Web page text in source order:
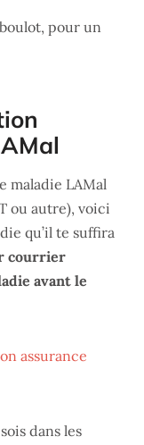
pour un
maladie LAMal
ou autre), voici
qu’il te suffira
courrier
avant le
assurance
dans les